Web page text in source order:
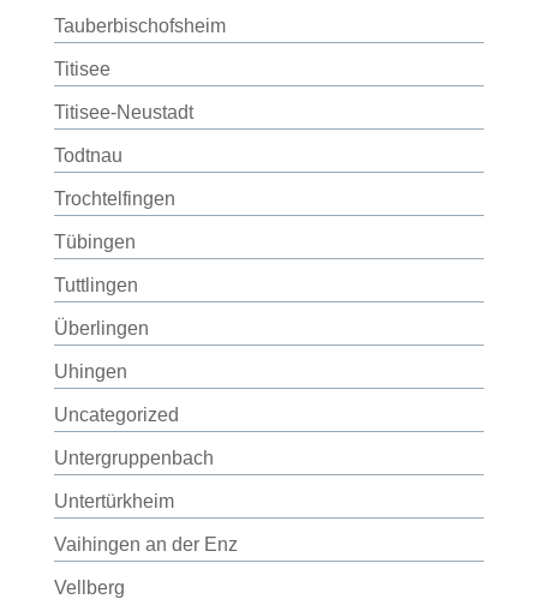
Tauberbischofsheim
Titisee
Titisee-Neustadt
Todtnau
Trochtelfingen
Tübingen
Tuttlingen
Überlingen
Uhingen
Uncategorized
Untergruppenbach
Untertürkheim
Vaihingen an der Enz
Vellberg